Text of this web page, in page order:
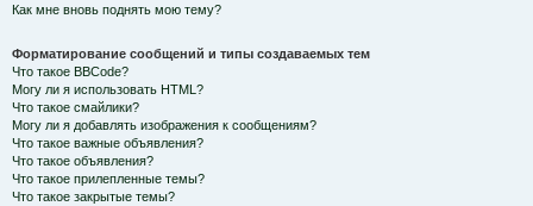
Как мне вновь поднять мою тему?
Форматирование сообщений и типы создаваемых тем
Что такое BBCode?
Могу ли я использовать HTML?
Что такое смайлики?
Могу ли я добавлять изображения к сообщениям?
Что такое важные объявления?
Что такое объявления?
Что такое прилепленные темы?
Что такое закрытые темы?